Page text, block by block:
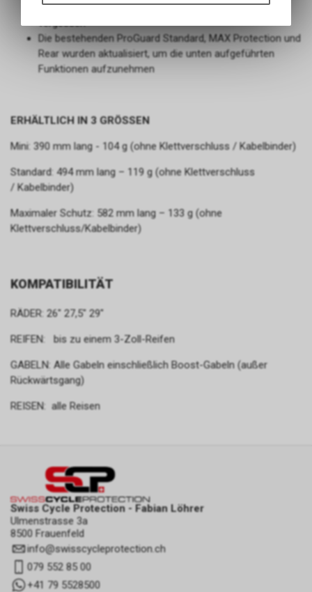
Klein genug, um das ganze Jahr über zu passen und zu
vergessen
Die bestehenden ProGuard Standard, MAX Protection und
Rear wurden aktualisiert, um die unten aufgeführten
Funktionen aufzunehmen
ERHÄLTLICH IN 3 GRÖSSEN
Mini: 390 mm lang - 104 g (ohne Klettverschluss / Kabelbinder)
Standard: 494 mm lang – 119 g (ohne Klettverschluss
/ Kabelbinder)
Maximaler Schutz: 582 mm lang – 133 g (ohne
Klettverschluss/Kabelbinder)
KOMPATIBILITÄT
RÄDER: 26" 27,5" 29"
REIFEN: bis zu einem 3-Zoll-Reifen
GABELN: Alle Gabeln einschließlich Boost-Gabeln (außer
Rückwärtsgang)
REISEN: alle Reisen
Swiss Cycle Protection - Fabian Löhrer
Ulmenstrasse 3a
8500 Frauenfeld
info@swisscycleprotection.ch
079 552 85 00
+41 79 5528500
ermöglichen. Bitte beachten Sie,
dass die gespeicherten Daten
keinerlei Rückschlüsse auf Ihre